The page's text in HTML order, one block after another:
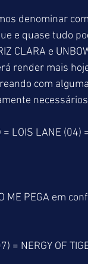
denominar
e quase tudo
CLARA e
render mais
com
= LOIS LANE (04)
ME PEGA em
= NERGY OF